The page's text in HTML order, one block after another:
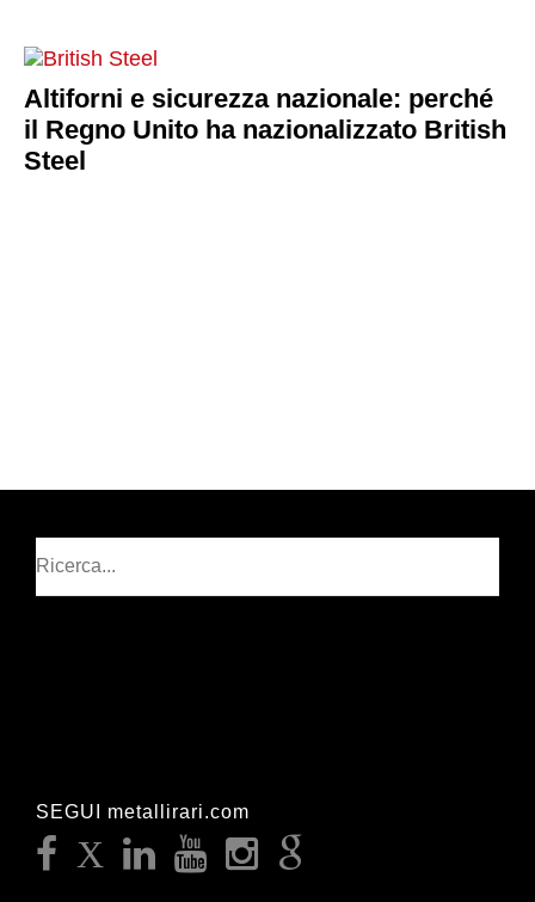
Altiforni e sicurezza nazionale: perché
il Regno Unito ha nazionalizzato British
Steel
SEGUI metallirari.com